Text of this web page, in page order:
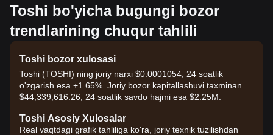
Toshi bo'yicha bugungi bozor
trendlarining chuqur tahlili
Toshi bozor xulosasi
Toshi (TOSHI) ning joriy narxi $0.0001054, 24 soatlik
o'zgarish esa +1.65%. Joriy bozor kapitallashuvi taxminan
$44,339,616.26, 24 soatlik savdo hajmi esa $2.25M.
Toshi Asosiy Xulosalar
Real vaqtdagi grafik tahliliga ko'ra, joriy texnik tuzilishdan